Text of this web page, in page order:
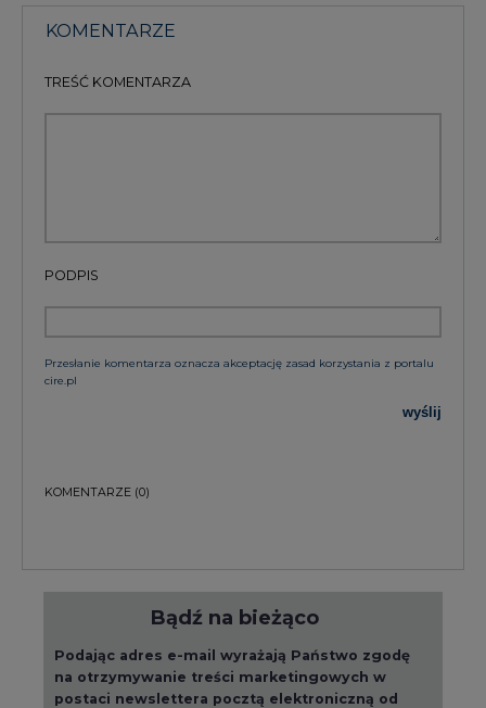
KOMENTARZE
TREŚĆ KOMENTARZA
PODPIS
Przesłanie komentarza oznacza akceptację zasad korzystania z portalu
cire.pl
wyślij
KOMENTARZE (0)
Bądź na bieżąco
Podając adres e-mail wyrażają Państwo zgodę
na otrzymywanie treści marketingowych w
postaci newslettera pocztą elektroniczną od